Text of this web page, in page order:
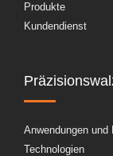
Produkte
Kundendienst
Anwendungen und
Technologien